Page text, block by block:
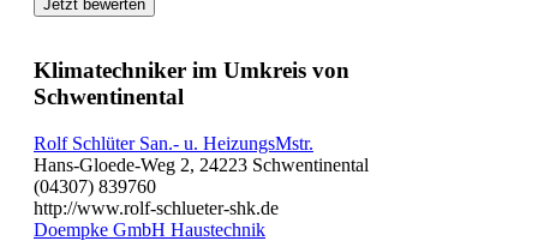
Jetzt bewerten
Klimatechniker im Umkreis von
Schwentinental
Rolf Schlüter San.- u. HeizungsMstr.
Hans-Gloede-Weg 2, 24223 Schwentinental
(04307) 839760
http://www.rolf-schlueter-shk.de
Doempke GmbH Haustechnik